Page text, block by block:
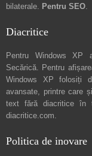
bilaterale. Pentru SEO.
Diacritice
Pentru Windows XP
Secărică. Pentru
Windows XP folosiți
avansate, printre care
text fără diacritice în
diacritice.com.
Politica de inovare